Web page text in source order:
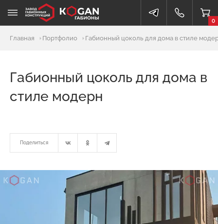
0
Главная Портфолио Габионный цоколь для дома в стиле
Габионный цоколь для дома в
стиле модерн
Поделиться